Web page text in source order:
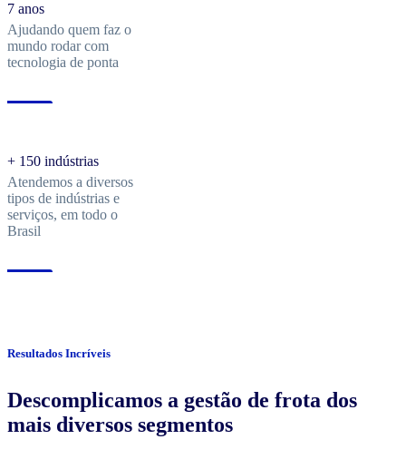
7 anos
Ajudando quem faz o
mundo rodar com
tecnologia de ponta
+ 150 indústrias
Atendemos a diversos
tipos de indústrias e
serviços, em todo o
Brasil
Resultados Incríveis
Descomplicamos a gestão de frota dos
mais diversos segmentos